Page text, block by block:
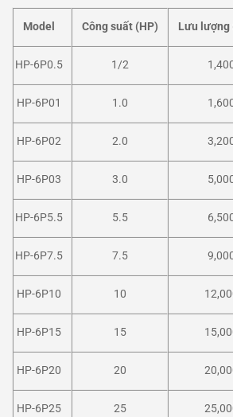
Model Công suất (HP) Lưu lượng
HP-6P0.5 1/2
HP-6P01 1.0
HP-6P02 2.0
HP-6P03 3.0
HP-6P5.5 5.5
HP-6P7.5 7.5
HP-6P10 10
HP-6P15 15
HP-6P20 20
HP-6P25 25